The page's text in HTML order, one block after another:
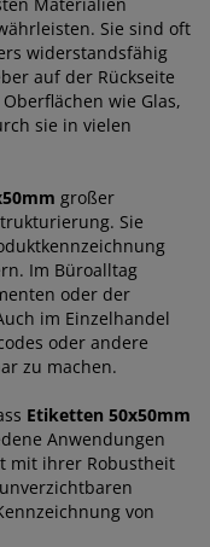
Sie sind oft
widerstandsfähig
auf der Rückseite
wie Glas,
sie in vielen
großer
Sie
Im Büroalltag
oder der
im Einzelhandel
oder andere
zu machen.
Etiketten 50x50mm
Anwendungen
mit ihrer Robustheit
von